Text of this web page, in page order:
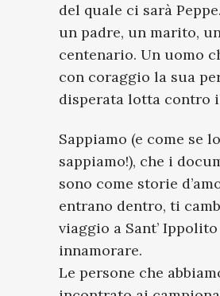
del quale ci sarà
un padre, un marito,
centenario. Un uomo
con coraggio la sua
disperata lotta contro
Sappiamo (e come se lo
sappiamo!), che i
sono come storie
entrano dentro, ti
viaggio a Sant’
innamorare.
Le persone che